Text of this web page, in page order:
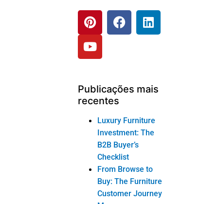
Furniture
Table Styling
Formula for Luxury
Digital Tools
Helping Customers
Choose Console
Tables
Produtos